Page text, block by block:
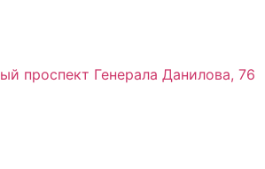
проспект Генерала Данилова, 76